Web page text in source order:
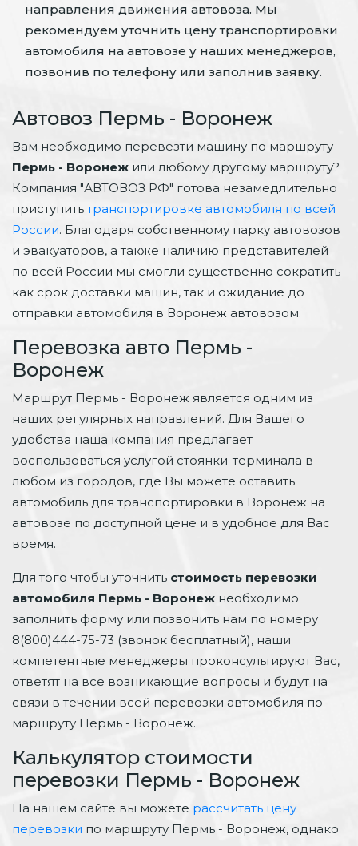
направления движения автовоза. Мы
рекомендуем уточнить цену транспортировки
автомобиля на автовозе у наших менеджеров,
позвонив по телефону или заполнив заявку.
Автовоз Пермь - Воронеж
Вам необходимо перевезти машину по маршруту
Пермь - Воронеж или любому другому маршруту?
Компания "АВТОВОЗ РФ" готова незамедлительно
приступитьтранспортировке автомобиля по всей
России. Благодаря собственному парку автовозов
и эвакуаторов, а также наличию представителей
по всей России мы смогли существенно сократить
как срок доставки машин, так и ожидание до
отправки автомобиля в Воронеж автовозом.
Перевозка авто Пермь -
Воронеж
Маршрут Пермь - Воронеж является одним из
наших регулярных направлений. Для Вашего
удобства наша компания предлагает
воспользоваться услугой стоянки-терминала в
любом из городов, где Вы можете оставить
автомобиль для транспортировки в Воронеж на
автовозе по доступной цене и в удобное для Вас
время.
Для того чтобы уточнить стоимость перевозки
автомобиля Пермь - Воронеж необходимо
заполнить форму или позвонить нам по номеру
8(800)444-75-73 (звонок бесплатный), наши
компетентные менеджеры проконсультируют Вас,
ответят на все возникающие вопросы и будут на
связи в течении всей перевозки автомобиля по
маршруту Пермь - Воронеж.
Калькулятор стоимости
перевозки Пермь - Воронеж
На нашем сайте вы можете рассчитать цену
перевозки по маршруту Пермь - Воронеж, однако